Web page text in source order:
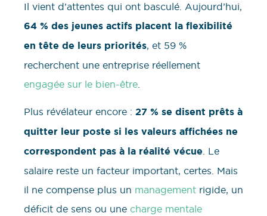
Il vient d’attentes qui ont basculé. Aujourd’hui,
64 % des jeunes actifs placent la flexibilité
en tête de leurs priorités, et 59 %
recherchent une entreprise réellement
engagée sur le bien-être.
Plus révélateur encore : 27 % se disent prêts à
quitter leur poste si les valeurs affichées ne
correspondent pas à la réalité vécue. Le
salaire reste un facteur important, certes. Mais
il ne compense plus un management rigide, un
déficit de sens ou une charge mentale